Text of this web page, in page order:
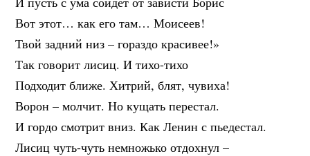
Вот этот… как его там… Моисеев!
Твой задний низ – гораздо красивее!»
Так говорит лисиц. И тихо-тихо
Подходит ближе. Хитрий, блят, чувиха!
Ворон – молчит. Но кущать перестал.
И гордо смотрит вниз. Как Ленин с пьедестал.
Лисиц чуть-чуть немножько отдохнул –